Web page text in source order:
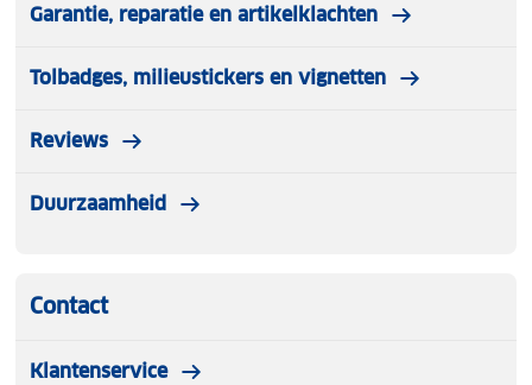
Garantie, reparatie en artikelklachten
Tolbadges, milieustickers en vignetten
Reviews
Duurzaamheid
Contact
Klantenservice